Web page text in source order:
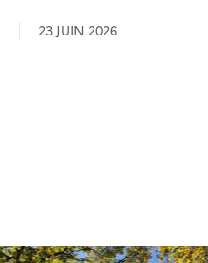
23 JUIN 2026